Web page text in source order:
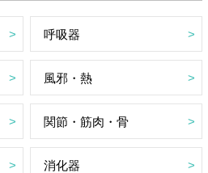
呼吸器
風邪・熱
関節・筋肉・骨
消化器